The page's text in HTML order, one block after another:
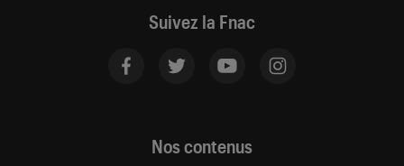
Suivez la Fnac
Nos contenus